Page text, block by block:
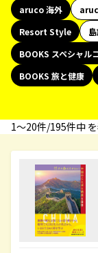
aruco 海外
Resort Style
BOOKS スペシャル
BOOKS 旅と健康
1〜20件/195件中